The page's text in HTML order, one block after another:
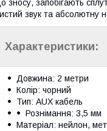
зносу, запобігають
звук та абсолютну
Характеристики:
Довжина: 2 метри
Колір: чорний
Тип: AUX кабель
Рознімання: 3,5 мм
Матеріал: нейлон,